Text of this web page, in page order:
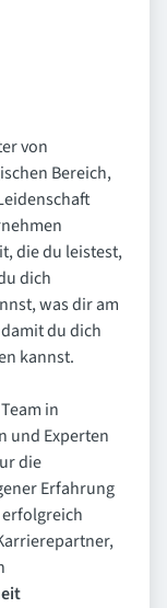
von
Bereich,
die du leistest,
dich
was dir am
du dich
kannst.
in
und Experten
die
Erfahrung